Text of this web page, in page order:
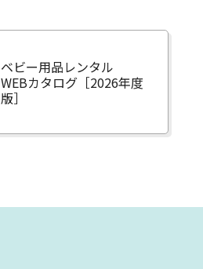
ベビー用品レンタル
WEBカタログ［2026年度
版］